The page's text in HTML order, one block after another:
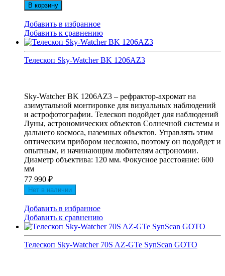
В корзину
Добавить в избранное
Добавить к сравнению
Телескоп Sky-Watcher BK 1206AZ3
Sky-Watcher BK 1206AZ3 – рефрактор-ахромат на
азимутальной монтировке для визуальных наблюдений
и астрофотографии. Телескоп подойдет для наблюдений
Луны, астрономических объектов Солнечной системы и
дальнего космоса, наземных объектов. Управлять этим
оптическим прибором несложно, поэтому он подойдет и
опытным, и начинающим любителям астрономии.
Диаметр объектива: 120 мм. Фокусное расстояние: 600
мм
77 990 ₽
Нет в наличии
Добавить в избранное
Добавить к сравнению
Телескоп Sky-Watcher 70S AZ-GTe SynScan GOTO